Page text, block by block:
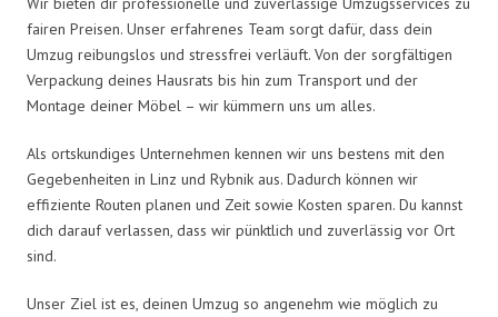
fairen Preisen. Unser erfahrenes Team sorgt dafür, dass dein
Umzug reibungslos und stressfrei verläuft. Von der sorgfältigen
Verpackung deines Hausrats bis hin zum Transport und der
Montage deiner Möbel – wir kümmern uns um alles.
Als ortskundiges Unternehmen kennen wir uns bestens mit den
Gegebenheiten in Linz und Rybnik aus. Dadurch können wir
effiziente Routen planen und Zeit sowie Kosten sparen. Du kannst
dich darauf verlassen, dass wir pünktlich und zuverlässig vor Ort
sind.
Unser Ziel ist es, deinen Umzug so angenehm wie möglich zu